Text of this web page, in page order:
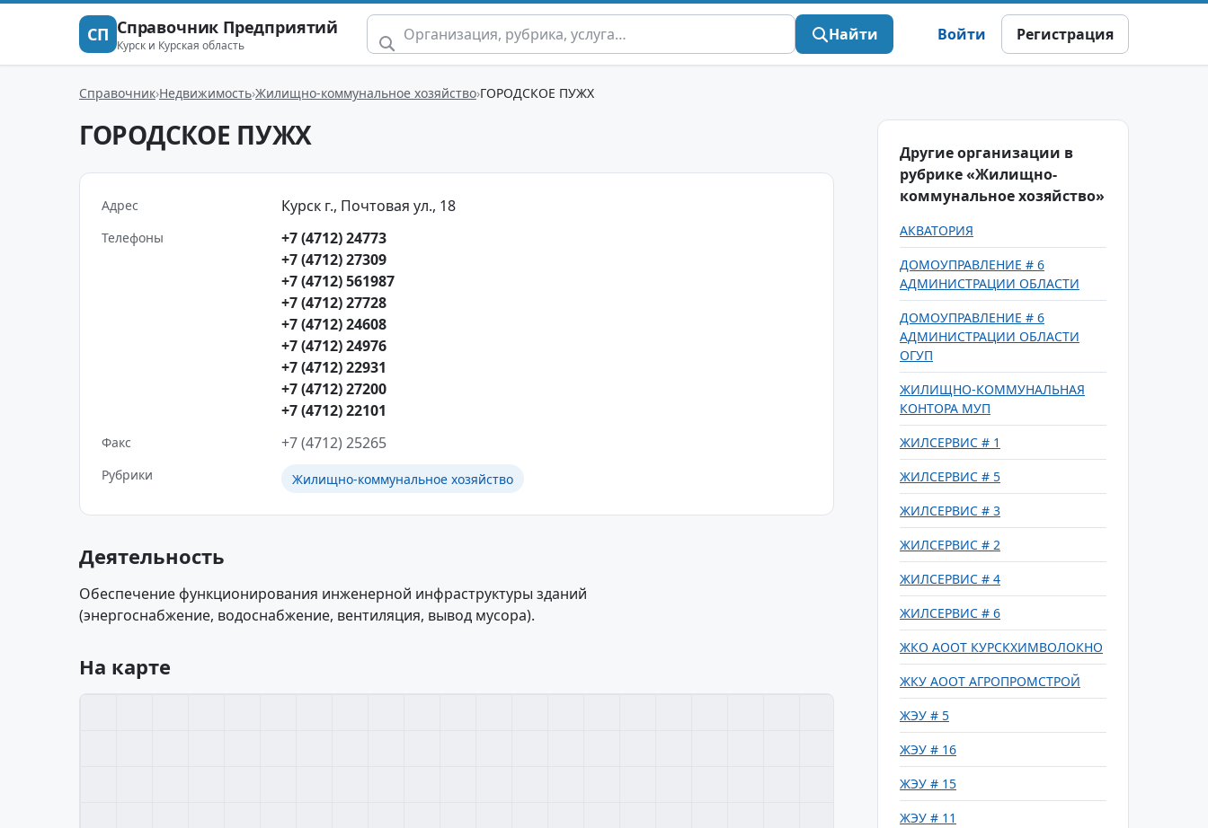
СП Справочник Предприятий
Курск и Курская область
Найти Войти Регистрация
Справочник Недвижимость Жилищно-коммунальное хозяйство ГОРОДСКОЕ ПУЖХ
ГОРОДСКОЕ ПУЖХ
Адрес Курск г., Почтовая ул., 18
Телефоны
+7 (4712) 24773
+7 (4712) 27309
+7 (4712) 561987
+7 (4712) 27728
+7 (4712) 24608
+7 (4712) 24976
+7 (4712) 22931
+7 (4712) 27200
+7 (4712) 22101
Факс +7 (4712) 25265
Рубрики Жилищно-коммунальное хозяйство
Деятельность
Обеспечение функционирования инженерной инфраструктуры зданий
(энергоснабжение, водоснабжение, вентиляция, вывод мусора).
На карте
Другие организации в
рубрике «Жилищно-
коммунальное хозяйство»
АКВАТОРИЯ
ДОМОУПРАВЛЕНИЕ # 6
АДМИНИСТРАЦИИ ОБЛАСТИ
ДОМОУПРАВЛЕНИЕ # 6
АДМИНИСТРАЦИИ ОБЛАСТИ
ОГУП
ЖИЛИЩНО-КОММУНАЛЬНАЯ
КОНТОРА МУП
ЖИЛСЕРВИС # 1
ЖИЛСЕРВИС # 5
ЖИЛСЕРВИС # 3
ЖИЛСЕРВИС # 2
ЖИЛСЕРВИС # 4
ЖИЛСЕРВИС # 6
ЖКО АООТ КУРСКХИМВОЛОКНО
ЖКУ АООТ АГРОПРОМСТРОЙ
ЖЭУ # 5
ЖЭУ # 16
ЖЭУ # 15
ЖЭУ # 11